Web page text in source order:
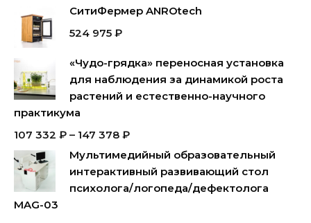
СитиФермер ANROtech
524 975 ₽
«Чудо-грядка» переносная установка
для наблюдения за динамикой роста
растений и естественно-научного
практикума
107 332 ₽ – 147 378 ₽
Мультимедийный образовательный
интерактивный развивающий стол
психолога/логопеда/дефектолога
MAG-03